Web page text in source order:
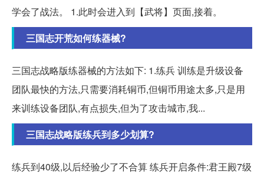
学会了战法。 1.此时会进入到【武将】页面,接着。
三国志开荒如何练器械?
三国志战略版练器械的方法如下: 1.练兵 训练是升级设备
团队最快的方法,只需要消耗铜币,但铜币用途太多,只是用
来训练设备团队,有点损失,但为了攻击城市,我...
三国志战略版练兵到多少划算?
练兵到40级,以后经验少了不合算 练兵开启条件:君王殿7级